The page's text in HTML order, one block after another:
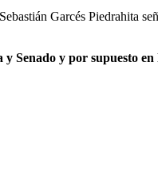
Garcés Piedrahita
Senado y por supuesto en